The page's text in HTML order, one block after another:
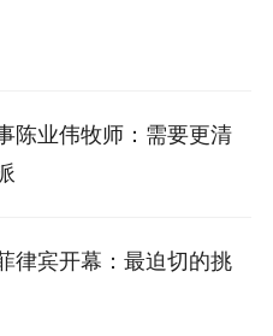
陈业伟牧师：需要更清
律宾开幕：最迫切的挑